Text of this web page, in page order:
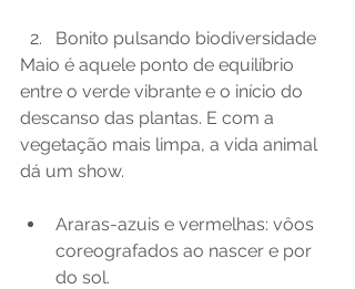
Bonito pulsando biodiversidade
Maio é aquele ponto de equilíbrio
entre o verde vibrante e o início do
descanso das plantas. E com a
vegetação mais limpa, a vida animal
dá um show.
Araras-azuis e vermelhas: vôos
coreografados ao nascer e por
do sol.